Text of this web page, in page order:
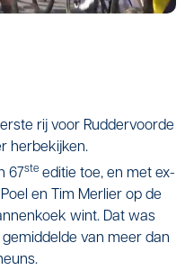
rij voor Ruddervoorde
herbekijken.
67ste editie toe, en met ex-
en Tim Merlier op de
wint. Dat was
van meer dan